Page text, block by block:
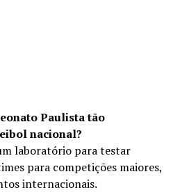
Paulista tão
nacional?
laboratório para testar
para competições maiores,
internacionais.